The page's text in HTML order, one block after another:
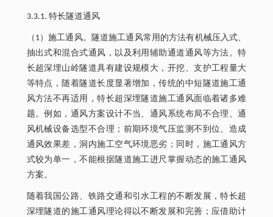
3.3.1. 特长隧道通风
（1）施工通风。隧道施工通风常用的方法有机械压入式、
抽出式和混合式通风，以及利用辅助通道通风等方法。特
长超深埋山岭隧道具有建设规模大，开挖、支护工程量大
等特点，随着隧道长度显著增加，传统的中短隧道施工通
风方法不再适用，特长超深埋隧道施工通风面临着诸多难
题。例如，通风方案设计不当、通风系统布局不合理、通
风机械设备选型不合理；前期环境气压监测不到位、造成
通风效果差，洞内施工空气环境恶劣；同时，施工通风方
式较为单一，不能根据隧道施工进尺掌握动态的施工通风
方案。
随着我国公路、铁路交通和引水工程的不断发展，特长超
深埋隧道的施工通风理论得以不断发展和完善；应借助计